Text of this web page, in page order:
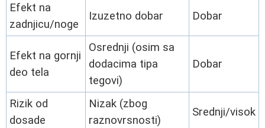
Efekt na
zadnjicu/noge
Izuzetno dobar Dobar
Efekt na gornji
deo tela
Osrednji (osim sa
dodacima tipa
tegovi)
Dobar
Rizik od
dosade
Nizak (zbog
raznovrsnosti)
Srednji/visok